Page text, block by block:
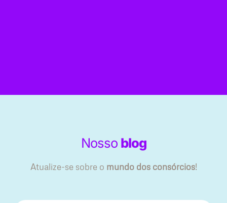
Nosso blog
Atualize-se sobre o mundo dos consórcios!